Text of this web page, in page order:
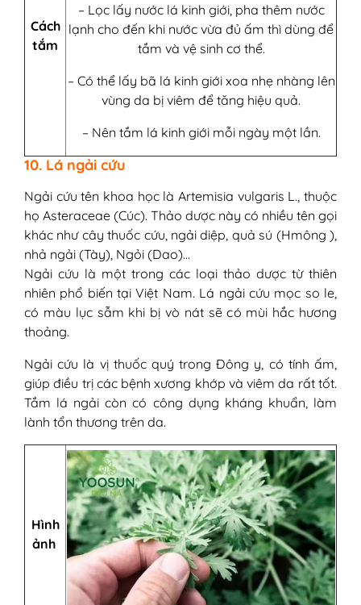
Cách
tắm
– Lọc lấy nước lá kinh giới, pha thêm nước
lạnh cho đến khi nước vừa đủ ấm thì dùng để
tắm và vệ sinh cơ thể.
– Có thể lấy bã lá kinh giới xoa nhẹ nhàng lên
vùng da bị viêm để tăng hiệu quả.
– Nên tắm lá kinh giới mỗi ngày một lần.
10. Lá ngải cứu
Ngải cứu tên khoa học là Artemisia vulgaris L., thuộc
họ Asteraceae (Cúc). Thảo dược này có nhiều tên gọi
khác như cây thuốc cứu, ngải diệp, quả sú (Hmông ),
nhả ngải (Tày), Ngỏi (Dao)…
Ngải cứu là một trong các loại thảo dược từ thiên
nhiên phổ biến tại Việt Nam. Lá ngải cứu mọc so le,
có màu lục sẫm khi bị vò nát sẽ có mùi hắc hương
thoảng.
Ngải cứu là vị thuốc quý trong Đông y, có tính ấm,
giúp điều trị các bệnh xương khớp và viêm da rất tốt.
Tắm lá ngải còn có công dụng kháng khuẩn, làm
lành tổn thương trên da.
Hình
ảnh